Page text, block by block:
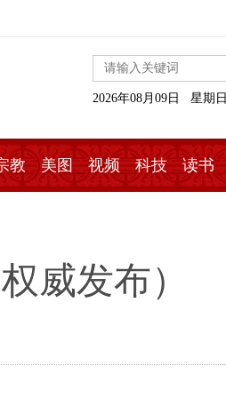
2026年08月09日 星期日
教 美图 视频 科技 读书
威发布）